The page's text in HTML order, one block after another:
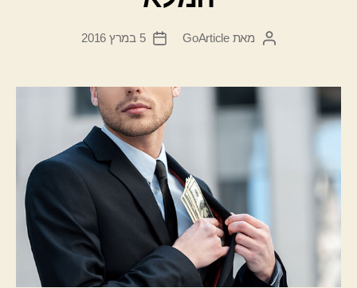
המחבר
מאתGoArticle
תאריך
5 במרץ 2016